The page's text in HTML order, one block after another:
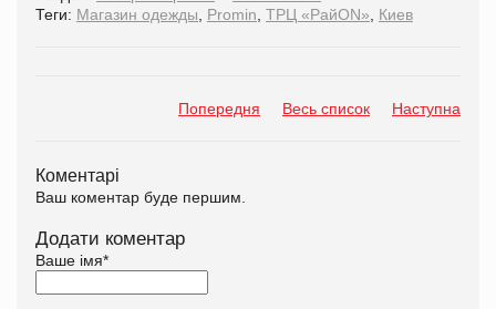
Теги: Магазин одежды, Promin, ТРЦ «РайON», Киев
Попередня Весь список Наступна
Коментарі
Ваш коментар буде першим.
Додати коментар
Ваше імя*